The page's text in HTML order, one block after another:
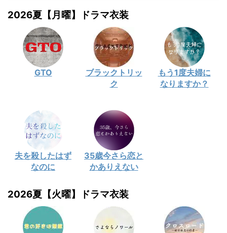
2026夏【月曜】ドラマ衣装
GTO
ブラックトリッ
ク
もう1度夫婦に
なりますか？
夫を殺したはず
なのに
35歳今さら恋と
かありえない
2026夏【火曜】ドラマ衣装